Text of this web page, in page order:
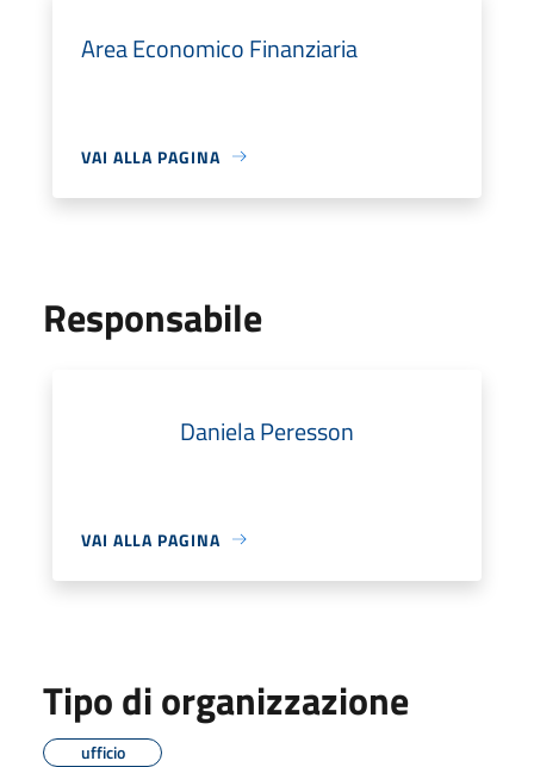
Area Economico Finanziaria
VAI ALLA PAGINA
Responsabile
Daniela Peresson
VAI ALLA PAGINA
Tipo di organizzazione
ufficio